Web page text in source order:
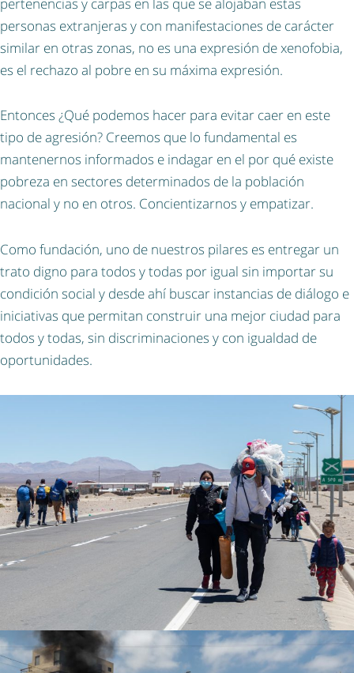
personas extranjeras y con manifestaciones de carácter
similar en otras zonas, no es una expresión de xenofobia,
es el rechazo al pobre en su máxima expresión.
Entonces ¿Qué podemos hacer para evitar caer en este
tipo de agresión? Creemos que lo fundamental es
mantenernos informados e indagar en el por qué existe
pobreza en sectores determinados de la población
nacional y no en otros. Concientizarnos y empatizar.
Como fundación, uno de nuestros pilares es entregar un
trato digno para todos y todas por igual sin importar su
condición social y desde ahí buscar instancias de diálogo e
iniciativas que permitan construir una mejor ciudad para
todos y todas, sin discriminaciones y con igualdad de
oportunidades.